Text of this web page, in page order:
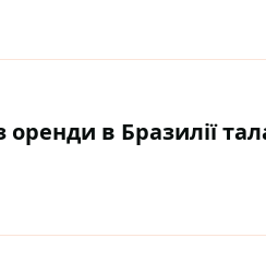
в Бразилії